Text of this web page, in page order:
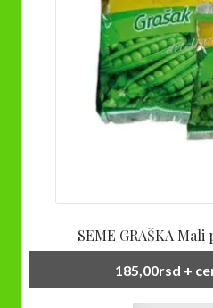
SEME GRAŠKA
185,00rsd +